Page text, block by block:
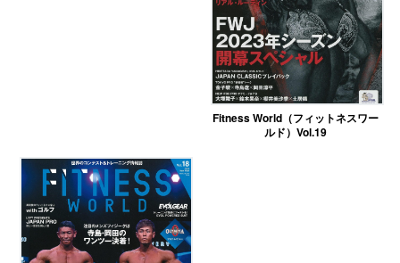
Fitness World（フィットネスワー
ルド）Vol.19